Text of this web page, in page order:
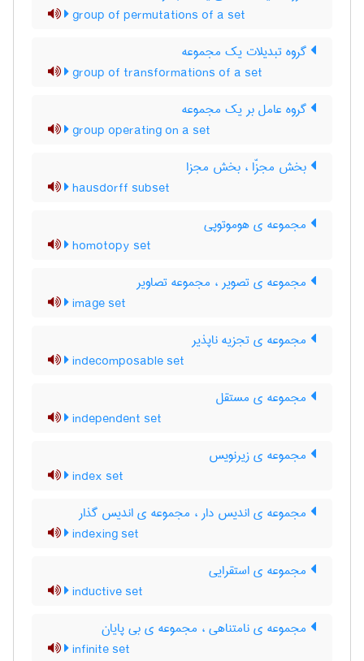
group of permutations of a set
گروه تبدیلات یک مجموعه
group of transformations of a set
گروه عامل بر یک مجموعه
group operating on a set
بخش مجزّا ، بخش مجزا
hausdorff subset
مجموعه ی هوموتوپی
homotopy set
مجموعه ی تصویر ، مجموعه تصاویر
image set
مجموعه ی تجزیه ناپذیر
indecomposable set
مجموعه ی مستقل
independent set
مجموعه ی زیرنویس
index set
مجموعه ی اندیس دار ، مجموعه ی اندیس گذار
indexing set
مجموعه ی استقرایی
inductive set
مجموعه ی نامتناهی ، مجموعه ی بی پایان
infinite set